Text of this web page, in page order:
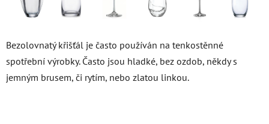
Bezolovnatý křišťál je často používán na tenkostěnné
spotřební výrobky. Často jsou hladké, bez ozdob, někdy s
jemným brusem, či rytím, nebo zlatou linkou.